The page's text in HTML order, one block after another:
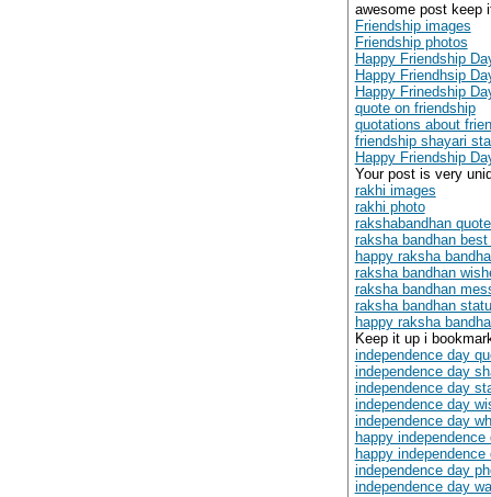
awesome post keep
Friendship images
Friendship photos
Happy Friendship
Happy Friendhsip
Happy Frinedship
quote on friendship
quotations about
friendship shayari
Happy Friendship
Your post is very
rakhi images
rakhi photo
rakshabandhan
raksha bandhan
happy raksha
raksha bandhan
raksha bandhan
raksha bandhan
happy raksha
Keep it up i
independence day
independence day
independence day
independence day
independence day
happy
happy independence
independence day
independence day